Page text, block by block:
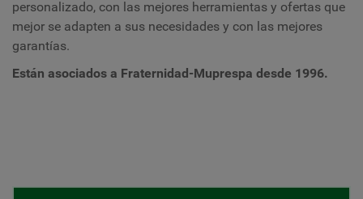
personalizado, con las mejores herramientas y ofertas que
mejor se adapten a sus necesidades y con las mejores
garantías.
Están asociados a Fraternidad-Muprespa desde 1996.